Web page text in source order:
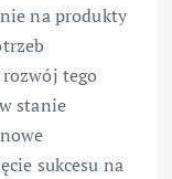
na produkty
tego
stanie
sukcesu na